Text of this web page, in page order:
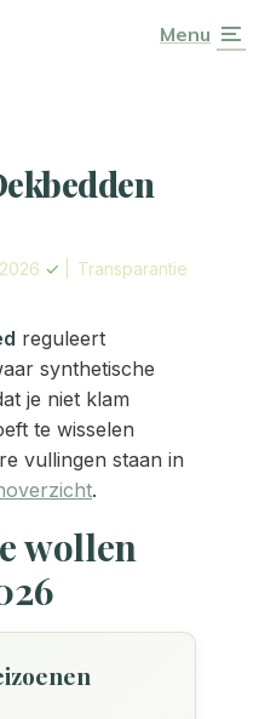
Menu
✓
Transparantie
reguleert
synthetische
je niet klam
te wisselen
vullingen staan in
.
wollen